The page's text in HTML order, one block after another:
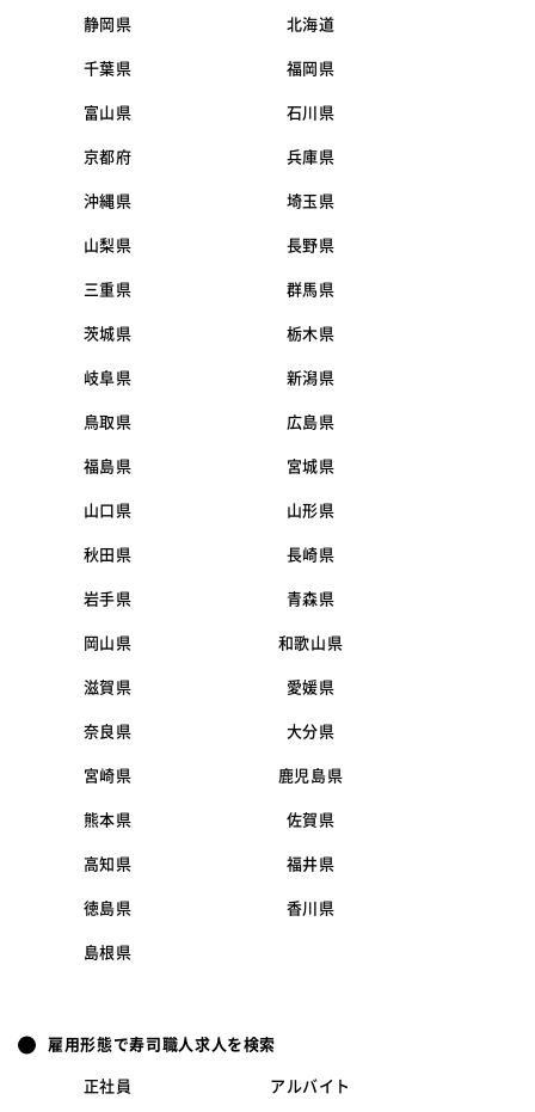
静岡県 北海道
千葉県 福岡県
富山県 石川県
京都府 兵庫県
沖縄県 埼玉県
山梨県 長野県
三重県 群馬県
茨城県 栃木県
岐阜県 新潟県
鳥取県 広島県
福島県 宮城県
山口県 山形県
秋田県 長崎県
岩手県 青森県
岡山県 和歌山県
滋賀県 愛媛県
奈良県 大分県
宮崎県 鹿児島県
熊本県 佐賀県
高知県 福井県
徳島県 香川県
島根県
雇用形態で寿司職人求人を検索
正社員 アルバイト